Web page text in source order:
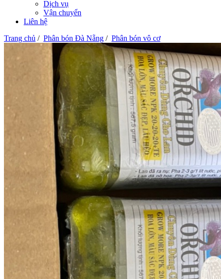
Dịch vụ
Vận chuyển
Liên hệ
Trang chủ / Phân bón Đà Nẵng / Phân bón vô cơ